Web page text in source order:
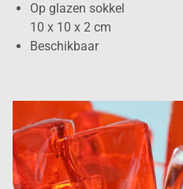
Op glazen sokkel
10 x 10 x 2 cm
Beschikbaar